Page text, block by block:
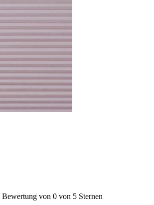
von 0 von 5 Sternen